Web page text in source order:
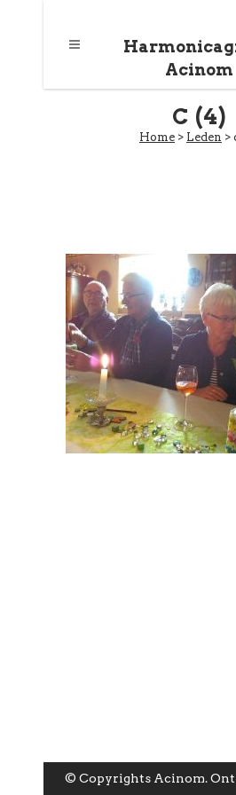
Acinom
C (4)
Home > Leden >
© Copyrights Acinom.